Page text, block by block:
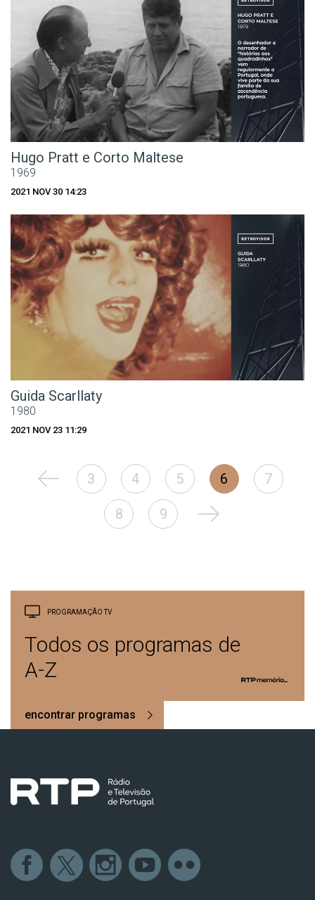
Hugo Pratt e Corto Maltese
1969
2021 NOV 30 14:23
Guida Scarllaty
1980
2021 NOV 23 11:29
3 4 5 6 7
8 9
PROGRAMAÇÃO TV
Todos os programas de
A-Z
encontrar programas